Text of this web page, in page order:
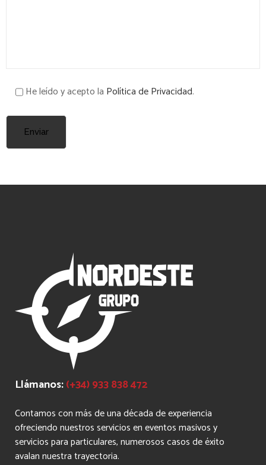
He leído y acepto la Política de Privacidad.
Llámanos:(+34) 933 838 472
Contamos con más de una década de experiencia
ofreciendo nuestros servicios en eventos masivos y
servicios para particulares, numerosos casos de éxito
avalan nuestra trayectoria.